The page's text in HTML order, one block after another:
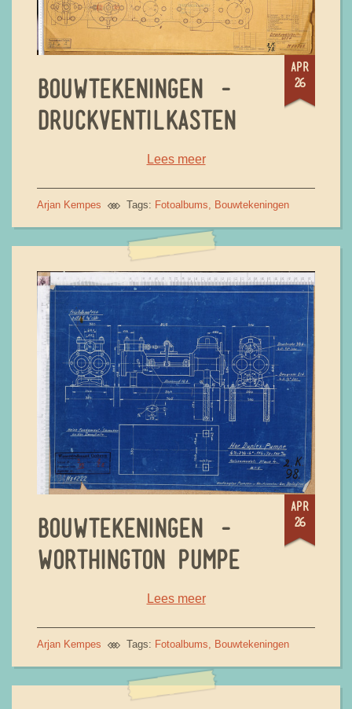
apr
26
BOUWTEKENINGEN -
DRUCKVENTILKASTEN
Lees meer
Arjan Kempes Tags: Fotoalbums Bouwtekeningen
apr
26
BOUWTEKENINGEN -
WORTHINGTON PUMPE
Lees meer
Arjan Kempes Tags: Fotoalbums Bouwtekeningen